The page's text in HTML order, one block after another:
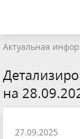
Актуальная
на
27.09.2025